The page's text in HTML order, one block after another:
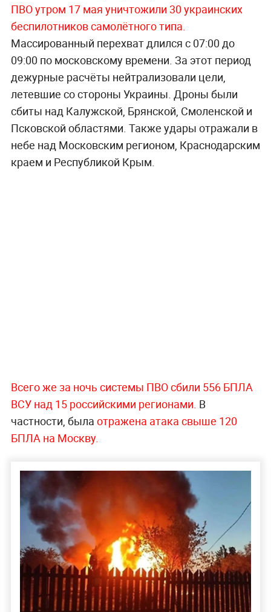
ПВО утром 17 мая уничтожили 30 украинских
беспилотников самолётного типа.
Массированный перехват длился с 07:00 до
09:00 по московскому времени. За этот период
дежурные расчёты нейтрализовали цели,
летевшие со стороны Украины. Дроны были
сбиты над Калужской, Брянской, Смоленской и
Псковской областями. Также удары отражали в
небе над Московским регионом, Краснодарским
краем и Республикой Крым.
Всего же за ночь системы ПВО сбили 556 БПЛА
ВСУ над 15 российскими регионами. В
частности, была отражена атака свыше 120
БПЛА на Москву.